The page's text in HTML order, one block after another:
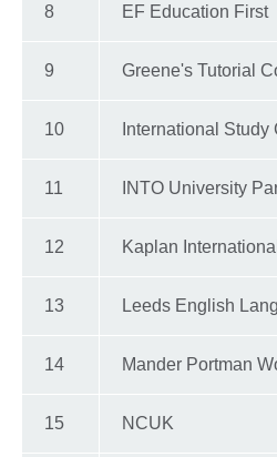
8 EF Education First
9 Greene's Tutorial
10 International Study
11 INTO University
12 Kaplan International
13 Leeds English
14 Mander Portman
15 NCUK